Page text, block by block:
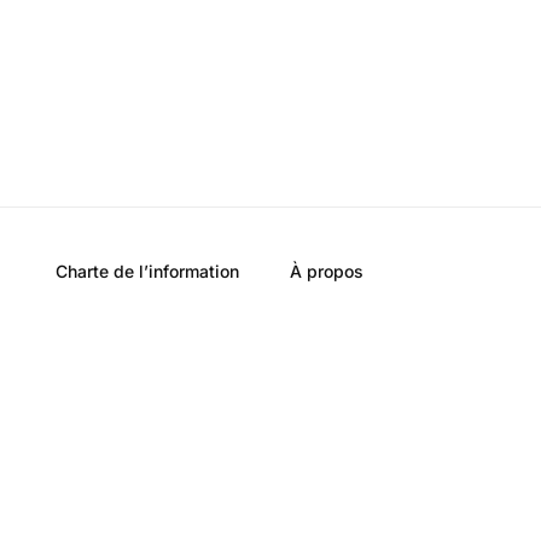
Charte de l’information À propos